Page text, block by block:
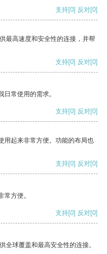
支持[0] 反对[0]
最高速度和安全性的连接，并帮
支持[0] 反对[0]
常使用的需求。
支持[0] 反对[0]
用起来非常方便。功能的布局也
支持[0] 反对[0]
方便。
支持[0] 反对[0]
全球覆盖和最高安全性的连接。